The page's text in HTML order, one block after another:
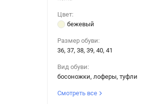
Цвет:
бежевый
Размер обуви:
36, 37, 38, 39, 40, 41
Вид обуви:
босоножки, лоферы, туфли
Смотреть все